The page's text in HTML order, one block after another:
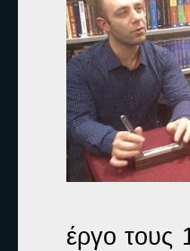
έργο τους